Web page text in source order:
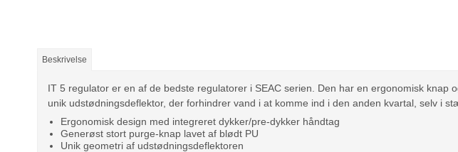
Beskrivelse
IT 5 regulator er en af de bedste regulatorer i SEAC serien. Den har en ergonomisk
unik udstødningsdeflektor, der forhindrer vand i at komme ind i den anden kvartal, selv i
Ergonomisk design med integreret dykker/pre-dykker håndtag
Generøst stort purge-knap lavet af blødt PU
Unik geometri af udstødningsdeflektoren